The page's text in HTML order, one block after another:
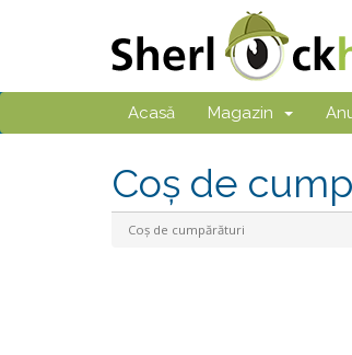
Acasă Magazin
Coș de
Coș de cumpărături